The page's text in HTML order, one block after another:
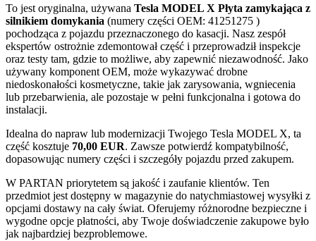
To jest oryginalna, używana Tesla MODEL X Płyta zamykająca z
silnikiem domykania (numery części OEM: 41251275 )
pochodząca z pojazdu przeznaczonego do kasacji. Nasz zespół
ekspertów ostrożnie zdemontował część i przeprowadził inspekcje
oraz testy tam, gdzie to możliwe, aby zapewnić niezawodność. Jako
używany komponent OEM, może wykazywać drobne
niedoskonałości kosmetyczne, takie jak zarysowania, wgniecenia
lub przebarwienia, ale pozostaje w pełni funkcjonalna i gotowa do
instalacji.
Idealna do napraw lub modernizacji Twojego Tesla MODEL X, ta
część kosztuje 70,00 EUR. Zawsze potwierdź kompatybilność,
dopasowując numery części i szczegóły pojazdu przed zakupem.
W PARTAN priorytetem są jakość i zaufanie klientów. Ten
przedmiot jest dostępny w magazynie do natychmiastowej wysyłki z
opcjami dostawy na cały świat. Oferujemy różnorodne bezpieczne i
wygodne opcje płatności, aby Twoje doświadczenie zakupowe było
jak najbardziej bezproblemowe.